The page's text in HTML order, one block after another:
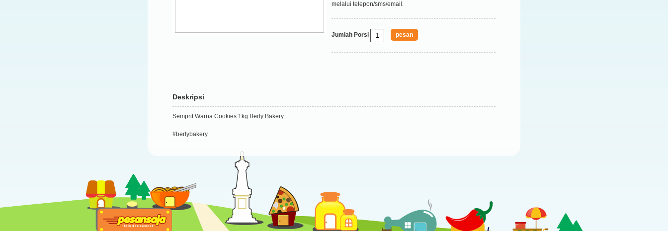
melalui telepon/sms/email.
Jumlah Porsi
Deskripsi
Semprit Warna Cookies 1kg Berly Bakery
#berlybakery